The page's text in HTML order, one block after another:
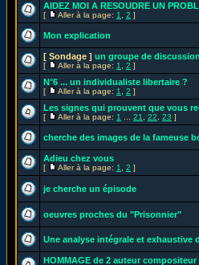
AIDEZ MOI A RESOUDRE UN
[ Aller à la page: 1 2 ]
Mon explication
[ Sondage ] un groupe de
[ Aller à la page: 1 2 ]
N°6 ... un individualiste libertaire ?
[ Aller à la page: 1 2 ]
Les signes qui prouvent que vous
[ Aller à la page: 1 21 22 23 ]
cherche des images de la fameuse
Adieu chez vous
[ Aller à la page: 1 2 ]
je cherche un épisode
oeuvres proches du "Prisonnier"
Une analyse intégrale et exhaustive
HOMMAGE de 2 auteur